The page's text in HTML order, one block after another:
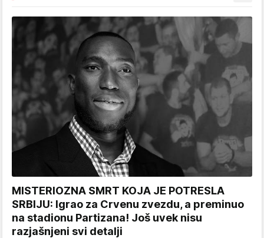
MISTERIOZNA SMRT KOJA JE POTRESLA
SRBIJU: Igrao za Crvenu zvezdu, a preminuo
na stadionu Partizana! Još uvek nisu
razjašnjeni svi detalji